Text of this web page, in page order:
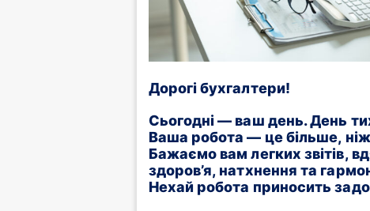
Дорогі бухгалтери!
Сьогодні — ваш день. День
Ваша робота — це більше, ніж
Бажаємо вам легких звітів,
здоров’я, натхнення та
Нехай робота приносить